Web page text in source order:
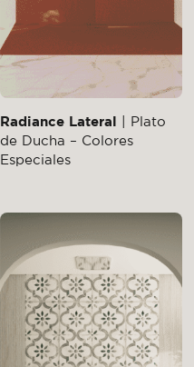
Radiance Lateral | Plato
de Ducha – Colores
Especiales